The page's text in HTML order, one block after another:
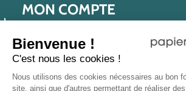
Bienvenue !
C'est nous les cookies !
Nous utilisons des cookies nécessaires au bon
site, ainsi que d'autres permettant de réaliser
MON COMPTE
Politique de confidentialité